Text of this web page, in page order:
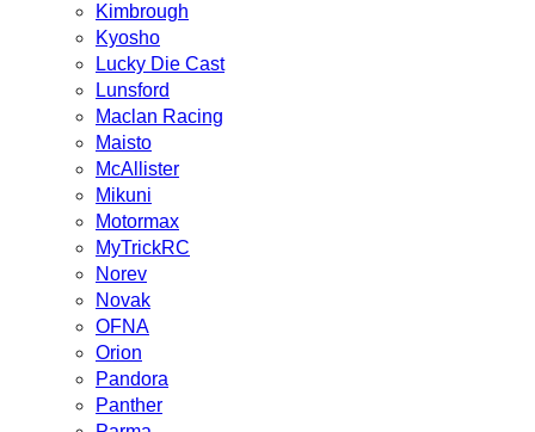
Kimbrough
Kyosho
Lucky Die Cast
Lunsford
Maclan Racing
Maisto
McAllister
Mikuni
Motormax
MyTrickRC
Norev
Novak
OFNA
Orion
Pandora
Panther